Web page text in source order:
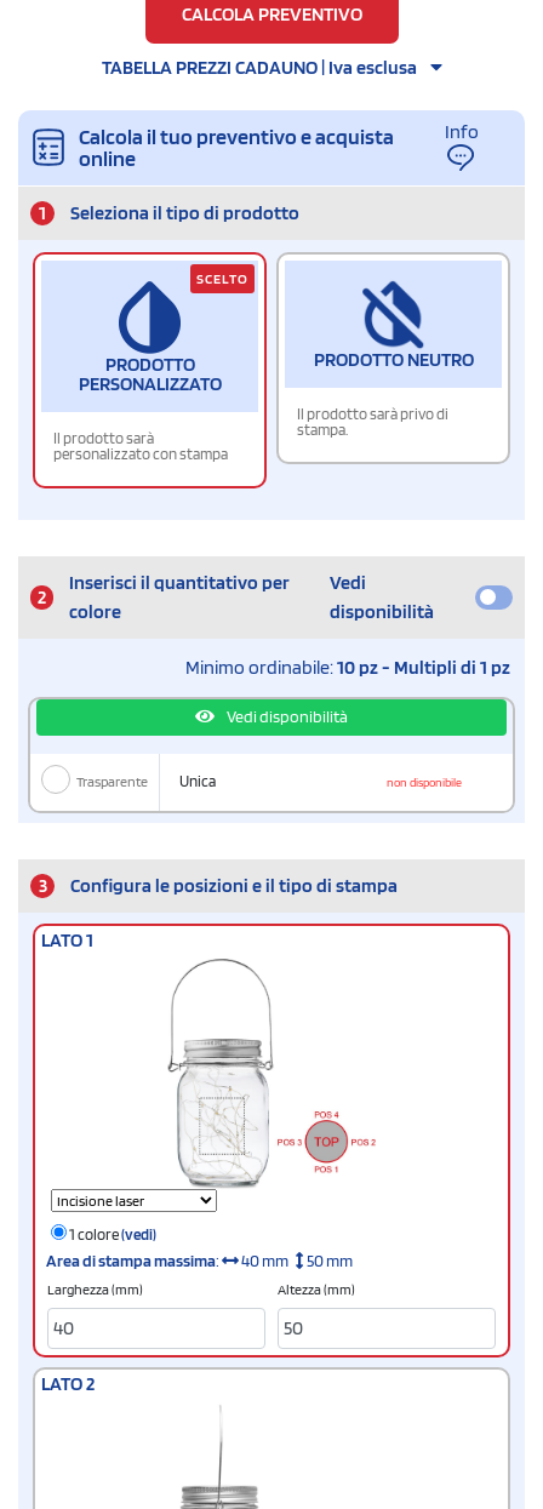
CALCOLA PREVENTIVO
TABELLA PREZZI CADAUNO | Iva esclusa
Calcola il tuo preventivo e acquista
online
Info
1 Seleziona il tipo di prodotto
PRODOTTO
PERSONALIZZATO
Il prodotto sarà
personalizzato con stampa
SCELTO
PRODOTTO NEUTRO
Il prodotto sarà privo di
stampa.
2
Inserisci il quantitativo per
colore
Vedi
disponibilità
Minimo ordinabile:10 pz - Multipli di 1 pz
Vedi disponibilità
Trasparente Unica non disponibile
3 Configura le posizioni e il tipo di stampa
LATO 1
1 colore(vedi)
Area di stampa massima: 40 mm 50 mm
Larghezza (mm) Altezza (mm)
LATO 2